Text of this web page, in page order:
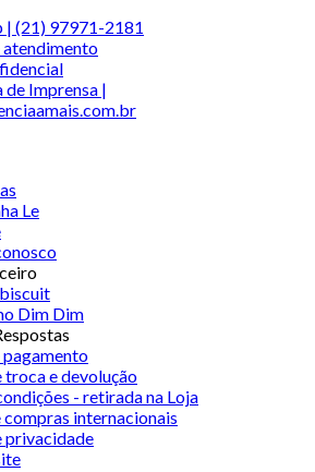
| (21) 97971-2181
atendimento
de Imprensa |
Le
Dim Dim
pagamento
troca e devolução
- retirada na Loja
compras internacionais
privacidade